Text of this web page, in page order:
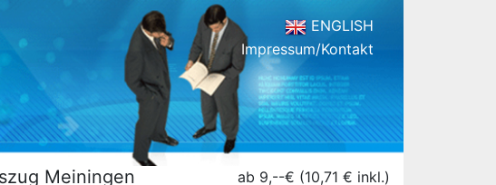
ENGLISH
Impressum/Kontakt
Meiningen ab 9,--€ (10,71 € inkl.)